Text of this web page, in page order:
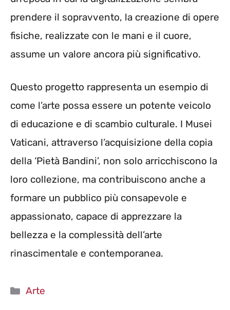
prendere il sopravvento, la creazione di opere
fisiche, realizzate con le mani e il cuore,
assume un valore ancora più significativo.
Questo progetto rappresenta un esempio di
come l’arte possa essere un potente veicolo
di educazione e di scambio culturale. I Musei
Vaticani, attraverso l’acquisizione della copia
della ‘Pietà Bandini’, non solo arricchiscono la
loro collezione, ma contribuiscono anche a
formare un pubblico più consapevole e
appassionato, capace di apprezzare la
bellezza e la complessità dell’arte
rinascimentale e contemporanea.
Categorie
Arte